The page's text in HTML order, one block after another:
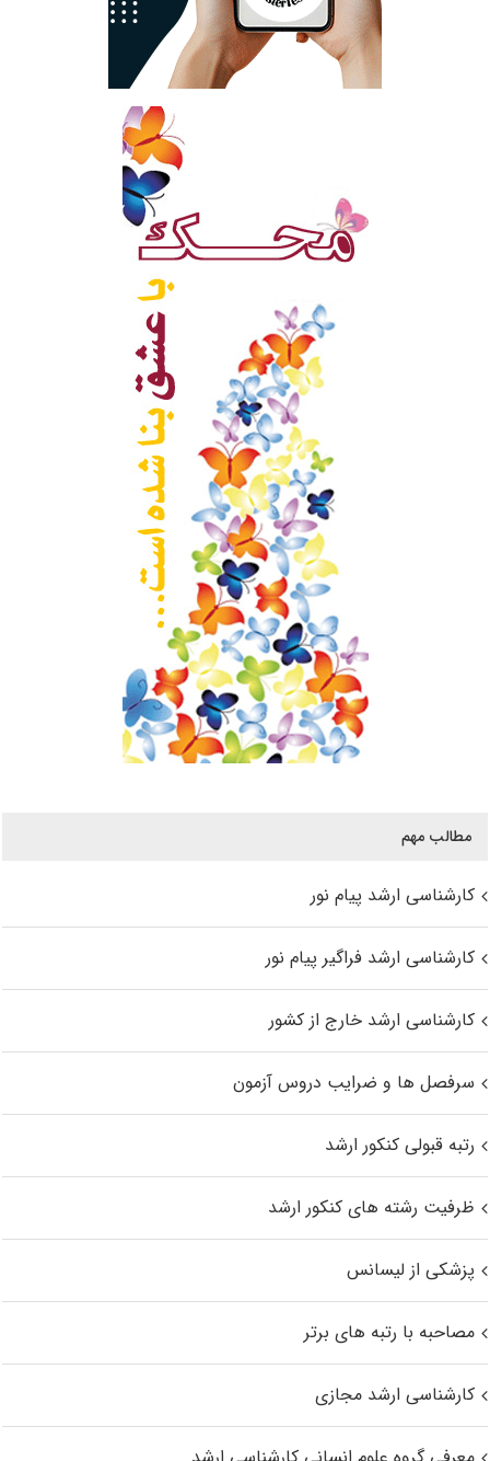
مطالب مهم
کارشناسی ارشد پیام نور
کارشناسی ارشد فراگیر پیام نور
کارشناسی ارشد خارج از کشور
سرفصل ها و ضرایب دروس آزمون
رتبه قبولی کنکور ارشد
ظرفیت رشته های کنکور ارشد
پزشکی از لیسانس
مصاحبه با رتبه های برتر
کارشناسی ارشد مجازی